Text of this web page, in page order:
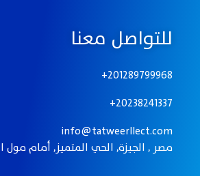
للتواصل معنا
201289799968+
20238241337+
info@tatweerllect.com
مصر , الجيزة, الحي المتميز, أمام مول